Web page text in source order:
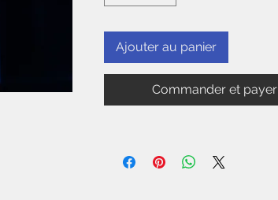
Ajouter au panier
Commander et payer